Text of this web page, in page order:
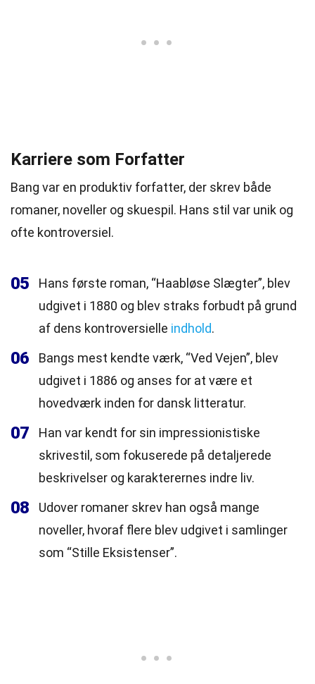
Karriere som Forfatter
Bang var en produktiv forfatter, der skrev både
romaner, noveller og skuespil. Hans stil var unik og
ofte kontroversiel.
05
Hans første roman, “Haabløse Slægter”, blev
udgivet i 1880 og blev straks forbudt på grund
af dens kontroversielle indhold.
06
Bangs mest kendte værk, “Ved Vejen”, blev
udgivet i 1886 og anses for at være et
hovedværk inden for dansk litteratur.
07
Han var kendt for sin impressionistiske
skrivestil, som fokuserede på detaljerede
beskrivelser og karakterernes indre liv.
08
Udover romaner skrev han også mange
noveller, hvoraf flere blev udgivet i samlinger
som “Stille Eksistenser”.